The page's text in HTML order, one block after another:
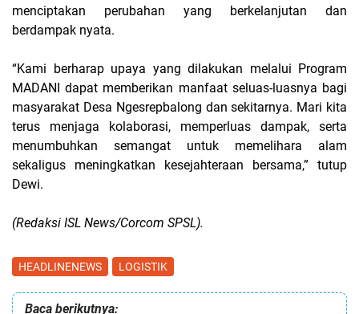
menciptakan perubahan yang berkelanjutan dan
berdampak nyata.
“Kami berharap upaya yang dilakukan melalui Program
MADANI dapat memberikan manfaat seluas-luasnya bagi
masyarakat Desa Ngesrepbalong dan sekitarnya. Mari kita
terus menjaga kolaborasi, memperluas dampak, serta
menumbuhkan semangat untuk memelihara alam
sekaligus meningkatkan kesejahteraan bersama,” tutup
Dewi.
(Redaksi ISL News/Corcom SPSL).
HEADLINENEWS LOGISTIK
Baca berikutnya: